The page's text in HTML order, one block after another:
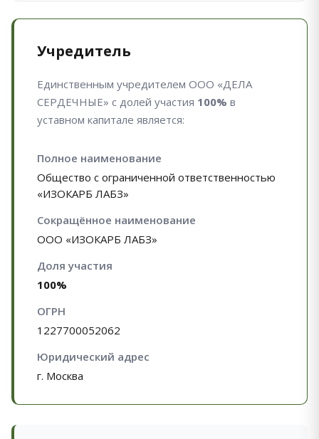
Учредитель
Единственным учредителем ООО «ДЕЛА
СЕРДЕЧНЫЕ» с долей участия 100% в
уставном капитале является:
Полное наименование
Общество с ограниченной ответственностью
«ИЗОКАРБ ЛАБЗ»
Сокращённое наименование
ООО «ИЗОКАРБ ЛАБЗ»
Доля участия
100%
ОГРН
1227700052062
Юридический адрес
г. Москва